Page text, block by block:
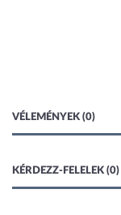
VÉLEMÉNYEK (0)
KÉRDEZZ-FELELEK (0)